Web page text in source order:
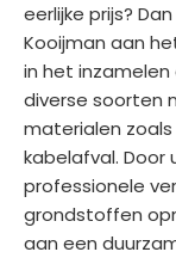
eerlijke prijs?
Kooijman aan
in het
diverse soorten
materialen zoals
kabelafval. Door
professionele
grondstoffen
aan een